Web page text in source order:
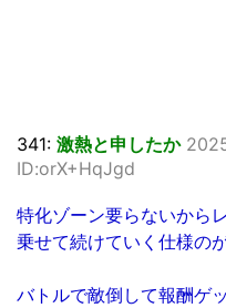
341: 激熱と申したか
ID:orX+HqJgd
特化ゾーン要らないから
乗せて続けていく仕様の
バトルで敵倒して報酬ゲ